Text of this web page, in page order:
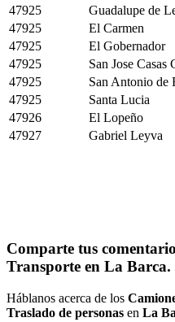
47925
Guadalupe de
47925
El Carmen
47925
El Gobernador
47925
San Jose Casas
47925
San Antonio de
47925
Santa Lucia
47926
El Lopeño
47927
Gabriel Leyva
Comparte tus
Transporte en La Barca.
Háblanos acerca de los
Traslado de personas en La